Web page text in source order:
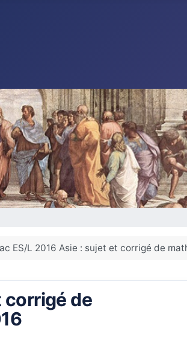
ES/L 2016 Asie : sujet et corrigé de
corrigé de